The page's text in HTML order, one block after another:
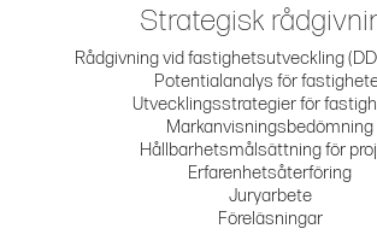
Strategisk
Rådgivning vid fastighetsutveckling
Potentialanalys för
Utvecklingsstrategier för
Markanvisningsbedömning
Hållbarhetsmålsättning för
Erfarenhetsåterföring
Juryarbete
Föreläsningar